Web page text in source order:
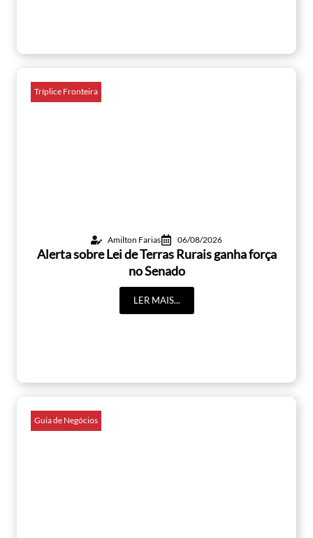
Tríplice Fronteira
Amilton Farias 06/08/2026
Alerta sobre Lei de Terras Rurais ganha força
no Senado
LER MAIS...
Guia de Negócios